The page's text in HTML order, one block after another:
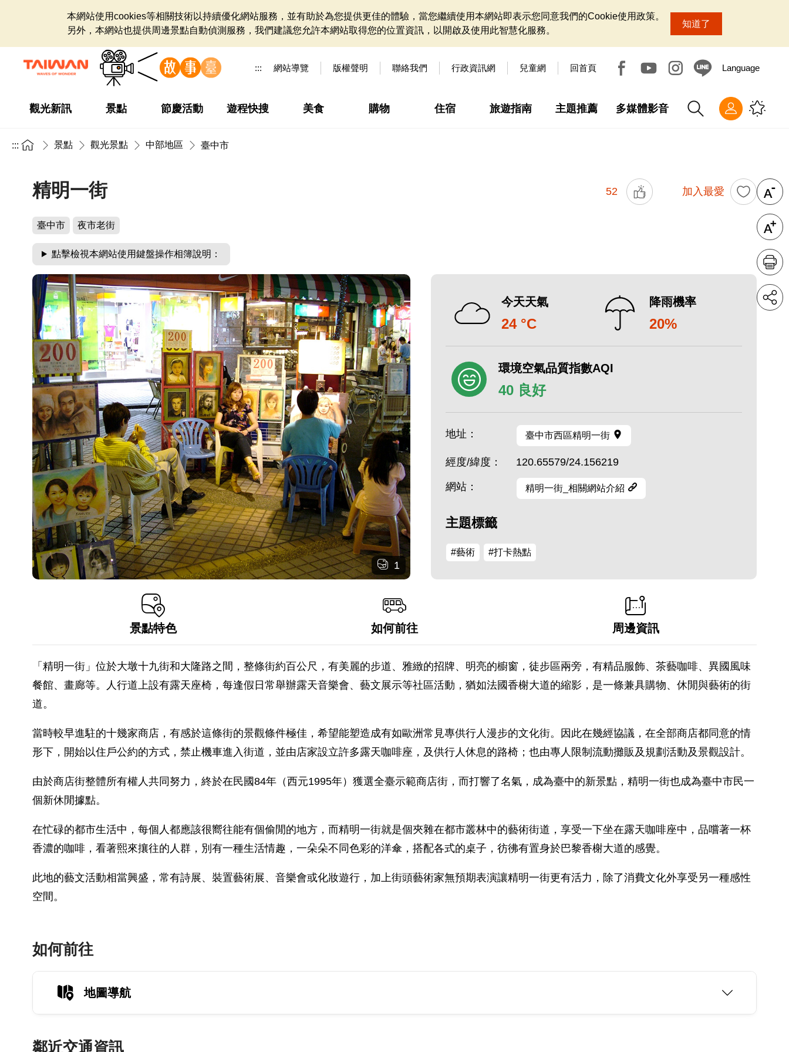
本網站使用cookies等相關技術以持續優化網站服務，並有助於為您提供更佳的體驗，當您繼續使用本網站即表示您同意我們的Cookie使用政策。
另外，本網站也提供周邊景點自動偵測服務，我們建議您允許本網站取得您的位置資訊，以開啟及使用此智慧化服務。
知道了
::: 網站導覽 版權聲明 聯絡我們 行政資訊網 兒童網 回首頁 Language
觀光新訊 景點 節慶活動 遊程快搜 美食 購物 住宿 旅遊指南 主題推薦 多媒體影音
::: 景點 觀光景點 中部地區 臺中市
精明一街 52 加入最愛
臺中市 夜市老街
點擊檢視本網站使用鍵盤操作相簿說明：
1
今天天氣
24 °C
降雨機率
20%
環境空氣品質指數AQI
40 良好
地址： 臺中市西區精明一街
經度/緯度： 120.65579/24.156219
網站： 精明一街_相關網站介紹
主題標籤
#藝術 #打卡熱點
景點特色 如何前往 周邊資訊
「精明一街」位於大墩十九街和大隆路之間，整條街約百公尺，有美麗的步道、雅緻的招牌、明亮的櫥窗，徒步區兩旁，有精品服飾、茶藝咖啡、異國風味
餐館、畫廊等。人行道上設有露天座椅，每逢假日常舉辦露天音樂會、藝文展示等社區活動，猶如法國香榭大道的縮影，是一條兼具購物、休閒與藝術的街
道。
當時較早進駐的十幾家商店，有感於這條街的景觀條件極佳，希望能塑造成有如歐洲常見專供行人漫步的文化街。因此在幾經協議，在全部商店都同意的情
形下，開始以住戶公約的方式，禁止機車進入街道，並由店家設立許多露天咖啡座，及供行人休息的路椅；也由專人限制流動攤販及規劃活動及景觀設計。
由於商店街整體所有權人共同努力，終於在民國84年（西元1995年）獲選全臺示範商店街，而打響了名氣，成為臺中的新景點，精明一街也成為臺中市民一
個新休閒據點。
在忙碌的都市生活中，每個人都應該很嚮往能有個偷閒的地方，而精明一街就是個夾雜在都市叢林中的藝術街道，享受一下坐在露天咖啡座中，品嚐著一杯
香濃的咖啡，看著熙來攘往的人群，別有一種生活情趣，一朵朵不同色彩的洋傘，搭配各式的桌子，彷彿有置身於巴黎香榭大道的感覺。
此地的藝文活動相當興盛，常有詩展、裝置藝術展、音樂會或化妝遊行，加上街頭藝術家無預期表演讓精明一街更有活力，除了消費文化外享受另一種感性
空間。
如何前往
地圖導航
鄰近交通資訊